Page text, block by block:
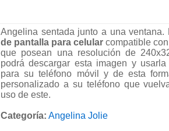
Angelina sentada junto a una ventana.
de pantalla para celular compatible
que posean una resolución de
podrá descargar esta imagen y usarla
para su teléfono móvil y de esta
personalizado a su teléfono que
uso de este.
Categoría: Angelina Jolie